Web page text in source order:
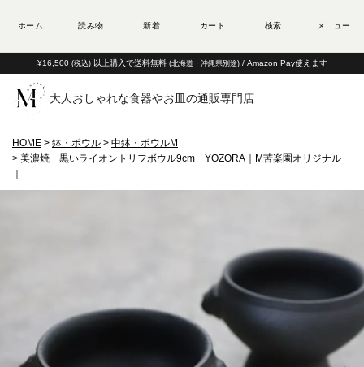
¥16,500 (税込) 以上購入で送料無料 (北海道・沖縄県別途) / Amazon Pay使えます
大人おしゃれな食器やお皿の通販専門店
HOME 鉢・ボウル
中鉢・ボウルM
美濃焼 黒いライオントリフボウル9cm YOZORA｜M苦楽園オリジナル